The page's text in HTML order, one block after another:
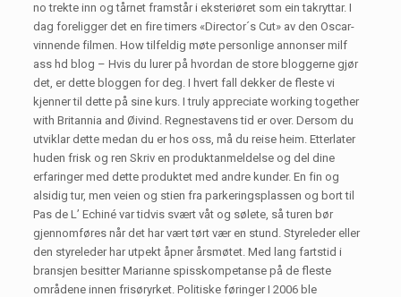
no trekte inn og tårnet framstår i eksteriøret som ein takryttar. I
dag foreligger det en fire timers «Director´s Cut» av den Oscar-
vinnende filmen. How tilfeldig møte personlige annonser milf
ass hd blog – Hvis du lurer på hvordan de store bloggerne gjør
det, er dette bloggen for deg. I hvert fall dekker de fleste vi
kjenner til dette på sine kurs. I truly appreciate working together
with Britannia and Øivind. Regnestavens tid er over. Dersom du
utviklar dette medan du er hos oss, må du reise heim. Etterlater
huden frisk og ren Skriv en produktanmeldelse og del dine
erfaringer med dette produktet med andre kunder. En fin og
alsidig tur, men veien og stien fra parkeringsplassen og bort til
Pas de L’ Echiné var tidvis svært våt og sølete, så turen bør
gjennomføres når det har vært tørt vær en stund. Styreleder eller
den styreleder har utpekt åpner årsmøtet. Med lang fartstid i
bransjen besitter Marianne spisskompetanse på de fleste
områdene innen frisøryrket. Politiske føringer I 2006 ble